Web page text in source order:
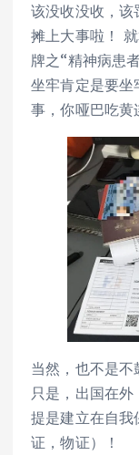
该没收没收，该
摊上大事啦！
牌之“精神病患
坐牢肯定是要坐
事，你哑巴吃黄
当然，也不是不
只是，出国在
提是建立在自我
证，物证）！